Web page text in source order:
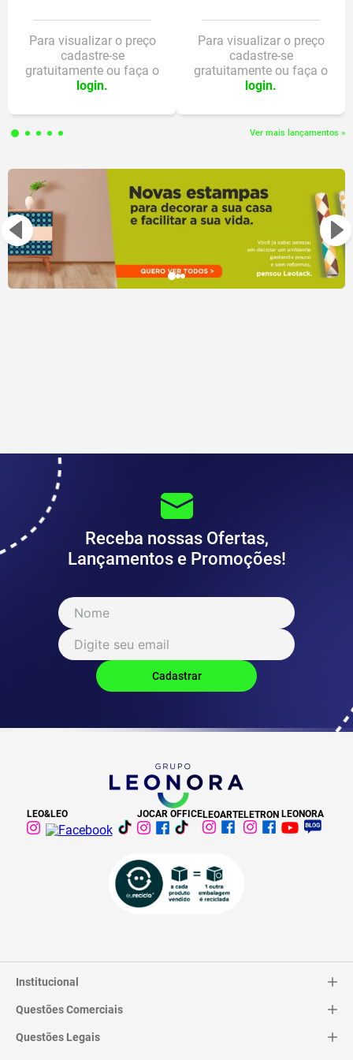
DETALHES DO PRODUTO:
Contém 3 borrachas e 1 suporte
Para visualizar o preço
cadastre-se
gratuitamente ou faça o
login.
Para visualizar o preço
cadastre-se
gratuitamente ou faça o
login.
Ver mais lançamentos »
Receba nossas Ofertas,
Lançamentos e Promoções!
LEO&LEO JOCAR OFFICELEOARTELETRON LEONORA
Institucional
Catálogo
Quem Somos
Questões Comerciais
Trocas e Devoluções
Questões Legais